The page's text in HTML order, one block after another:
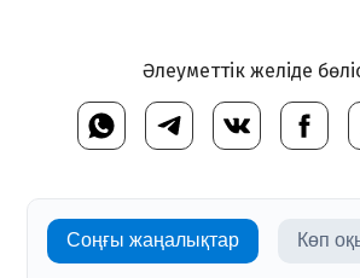
Әлеуметтік желіде
Соңғы жаңалықтар Көп